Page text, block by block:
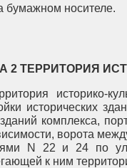
бумажном носителе.
2 ТЕРРИТОРИЯ
историко-
исторических
комплекса,
ворота
N 22 и 24 по
к ним